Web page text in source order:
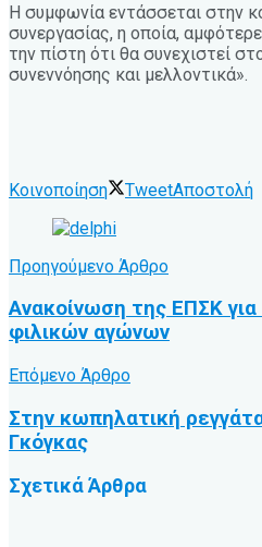
Η συμφωνία εντάσσεται στην
συνεργασίας, η οποία,
την πίστη ότι θα συνεχιστεί
συνεννόησης και μελλοντικά».
Κοινοποίηση TweetΑποστολή
Προηγούμενο Άρθρο
Ανακοίνωση της ΕΠΣΚ
φιλικών αγώνων
Επόμενο Άρθρο
Στην κωπηλατική
Γκόγκας
ΣχετικάΆρθρα